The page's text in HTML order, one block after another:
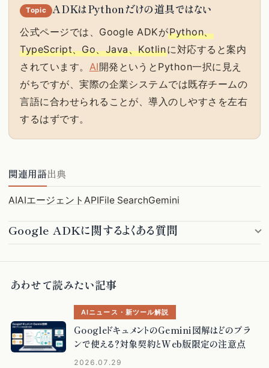
Topic ADKはPythonだけの道具ではない
公式ページでは、Google ADKがPython、
TypeScript、Go、Java、Kotlinに対応すると案内
されています。 AI開発というとPython一択に見え
がちですが、実際の企業システムでは既存チームの
言語に合わせられることが、導入のしやすさを左右
するはずです。
関連用語出典
AIAIエージェント APIFile SearchGemini
Google ADKに関するよくある質問
あわせて読みたい記事
AIニュース・新ツール解説
GoogleドキュメントのGemini図解はどのプラ
ンで使える？対象契約とWeb版限定の注意点
2026.07.29